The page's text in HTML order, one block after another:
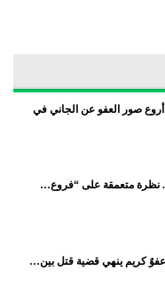
صور العفو عن الجاني في
نظرة متعمقة على “فروع…
عفوٌ كريم ينهي قضية قتل بين…